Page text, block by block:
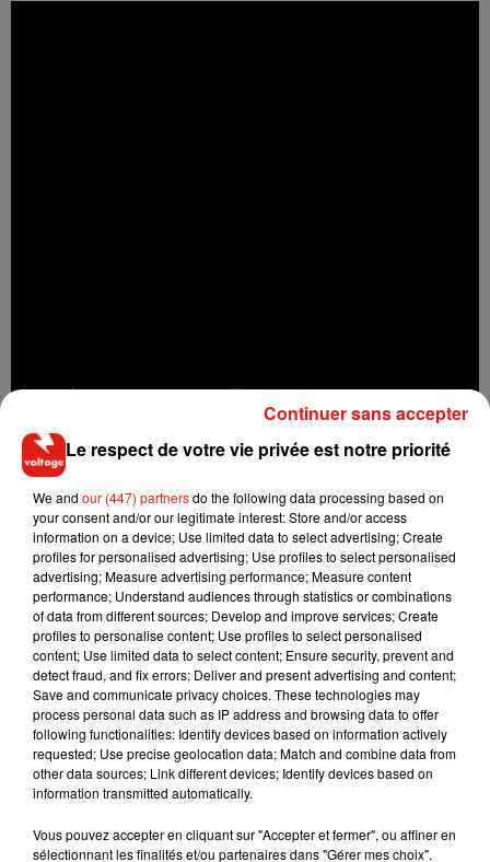
Musique
7 août 2026
Angèle et Amélie Lens dévoilent leur
collaboration tant attendue
6 août 2026
Il y a 10 ans, DJ Snake changeait de
dimension avec son premier...
Le respect de votre vie privée est notre priorité
We and our (447) partnersdo the following data processing based on
your consent and/or our legitimate interest: Store and/or access
information on a device; Use limited data to select advertising; Create
profiles for personalised advertising; Use profiles to select personalised
advertising; Measure advertising performance; Measure content
performance; Understand audiences through statistics or combinations
of data from different sources; Develop and improve services; Create
profiles to personalise content; Use profiles to select personalised
content; Use limited data to select content; Ensure security, prevent and
detect fraud, and fix errors; Deliver and present advertising and content;
Save and communicate privacy choices. These technologies may
process personal data such as IP address and browsing data to offer
following functionalities: Identify devices based on information actively
requested; Use precise geolocation data; Match and combine data from
other data sources; Link different devices; Identify devices based on
information transmitted automatically.
Vous pouvez accepter en cliquant sur "Accepter et fermer", ou affiner en
sélectionnant les finalités et/ou partenaires dans "Gérer mes choix".
Continuer sans accepter